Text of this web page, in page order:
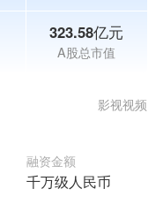
323.58亿元
A股总市值
融资金额
千万级人民币
影视视频